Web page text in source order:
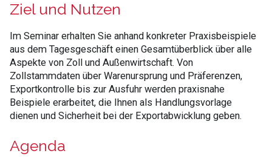
Ziel und Nutzen
Im Seminar erhalten Sie anhand konkreter Praxisbeispiele
aus dem Tagesgeschäft einen Gesamtüberblick über alle
Aspekte von Zoll und Außenwirtschaft. Von
Zollstammdaten über Warenursprung und Präferenzen,
Exportkontrolle bis zur Ausfuhr werden praxisnahe
Beispiele erarbeitet, die Ihnen als Handlungsvorlage
dienen und Sicherheit bei der Exportabwicklung geben.
Agenda